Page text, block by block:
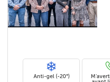
Anti-gel (-20°)